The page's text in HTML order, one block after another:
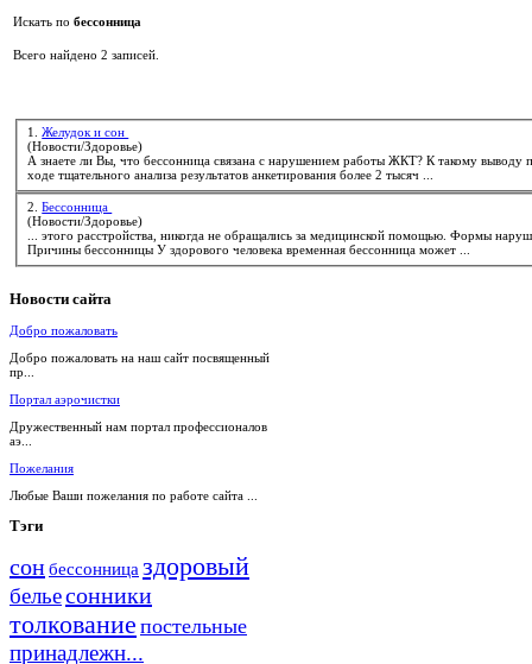
Искать по бессонница
Всего найдено 2 записей.
1.Желудок и сон
(Новости/Здоровье)
А знаете ли Вы, чтобессонница связана с нарушением работы ЖКТ? К такому выводу пришли специалисты из Mayo Clinic in Rochester (США). В
ходе тщательного анализа результатов анкетирования более 2 тысяч ...
2.Бессонница
(Новости/Здоровье)
Причины бессонницы У здорового человека временнаябессонница может ...
Новости сайта
Добро пожаловать
Добро пожаловать на наш сайт посвященный
пр...
Портал аэрочистки
Дружественный нам портал профессионалов
аэ...
Пожелания
Любые Ваши пожелания по работе сайта ...
Тэги
сонбессонница здоровый
бельесонники
толкование постельные
принадлежн...